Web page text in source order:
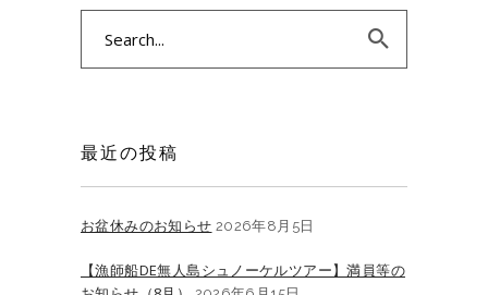
最近の投稿
お盆休みのお知らせ 2026年8月5日
【漁師船DE無人島シュノーケルツアー】満員等の